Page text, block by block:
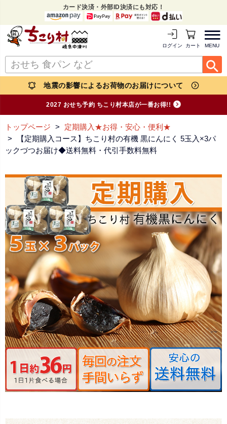
カード決済・外部ID決済にも対応！
MENU
ログイン カートを見る
地震の影響によるお荷物のお届けについて
2027 おせち予約 ちこり村本店が一番お得!!
トップページ
定期購入★お得・安心・便利★
【定期購入コース】ちこり村の有機 黒にんにく 5玉入×3パ
ックづつお届け◆送料無料・代引手数料無料